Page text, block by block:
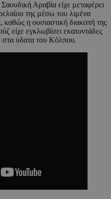
Αραβία είχε μεταφέρει
της μέσω του λιμένα
η ουσιαστική διακοπή της
είχε εγκλωβίσει εκατοντάδες
στα ύδατα του Κόλπου.